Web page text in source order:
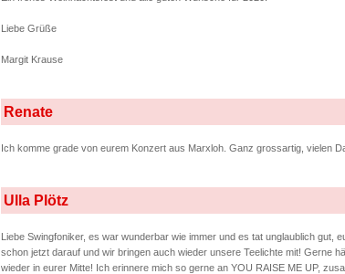
Liebe Grüße
Margit Krause
Renate
Ich komme grade von eurem Konzert aus Marxloh. Ganz grossartig, vielen
Ulla Plötz
Liebe Swingfoniker, es war wunderbar wie immer und es tat unglaublich gut,
schon jetzt darauf und wir bringen auch wieder unsere Teelichte mit! Gerne
wieder in eurer Mitte! Ich erinnere mich so gerne an YOU RAISE ME UP,